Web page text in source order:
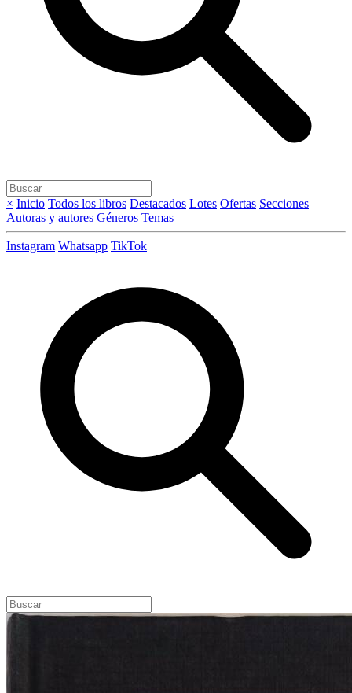
× Inicio Todos los libros Destacados Lotes Ofertas Secciones
Autoras y autores Géneros Temas
Instagram Whatsapp TikTok